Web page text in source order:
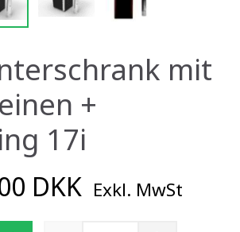
mit
+
17i
DKK Exkl. MwSt